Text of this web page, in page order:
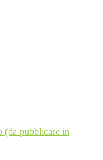
(da pubblicare in